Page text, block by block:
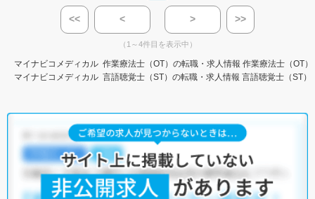
<< < > >>
（1～4件目を表示中）
マイナビコメディカル 作業療法士（OT）の転職・求人情報 作業療法士（OT
マイナビコメディカル 言語聴覚士（ST）の転職・求人情報 言語聴覚士（ST）